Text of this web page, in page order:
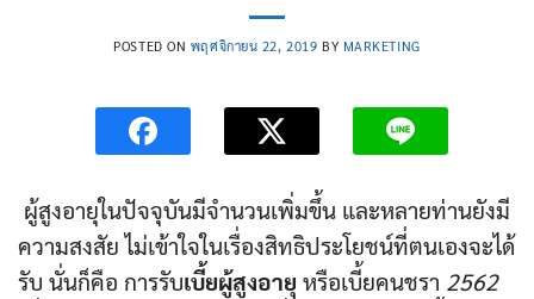
POSTED ON พฤศจิกายน 22, 2019 BY MARKETING
ผู้สูงอายุในปัจจุบันมีจำนวนเพิ่มขึ้น และหลายท่านยังมี
ความสงสัย ไม่เข้าใจในเรื่องสิทธิประโยชน์ที่ตนเองจะได้
รับ นั่นก็คือ การรับเบี้ยผู้สูงอายุ หรือเบี้ยคนชรา 2562